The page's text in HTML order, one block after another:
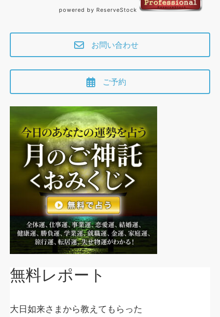
powered by ReserveStock
お問い合わせ
ご予約
無料レポート
大日如来さまから教えてもらった